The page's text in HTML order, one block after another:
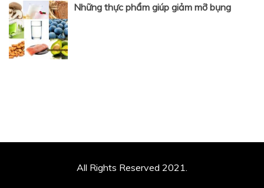
Những thực phẩm giúp giảm mỡ bụng
All Rights Reserved 2021.